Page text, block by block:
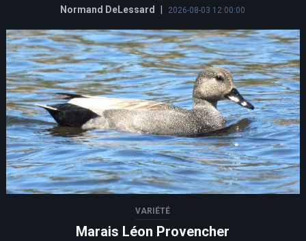
Normand DeLessard | 2026-08-03 12:00:00
VARIÉTÉ
Marais Léon Provencher